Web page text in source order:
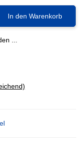
In den Warenkorb
...